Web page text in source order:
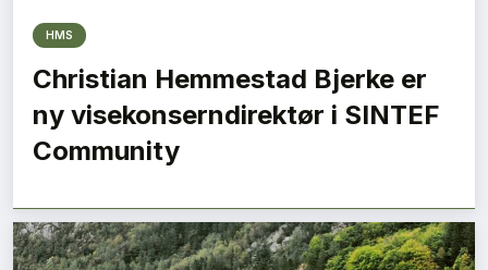
HMS
Christian Hemmestad Bjerke er
ny visekonserndirektør i SINTEF
Community